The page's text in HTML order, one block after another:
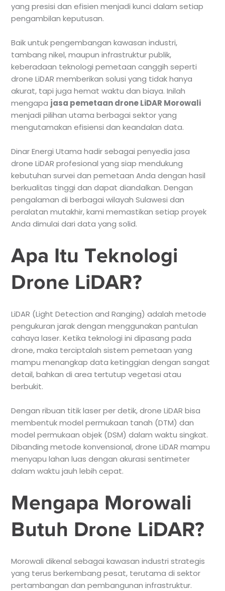
yang presisi dan efisien menjadi kunci dalam setiap
pengambilan keputusan.
Baik untuk pengembangan kawasan industri,
tambang nikel, maupun infrastruktur publik,
keberadaan teknologi pemetaan canggih seperti
drone LiDAR memberikan solusi yang tidak hanya
akurat, tapi juga hemat waktu dan biaya. Inilah
mengapa jasa pemetaan drone LiDAR Morowali
menjadi pilihan utama berbagai sektor yang
mengutamakan efisiensi dan keandalan data.
Dinar Energi Utama hadir sebagai penyedia jasa
drone LiDAR profesional yang siap mendukung
kebutuhan survei dan pemetaan Anda dengan hasil
berkualitas tinggi dan dapat diandalkan. Dengan
pengalaman di berbagai wilayah Sulawesi dan
peralatan mutakhir, kami memastikan setiap proyek
Anda dimulai dari data yang solid.
Apa Itu Teknologi
Drone LiDAR?
LiDAR (Light Detection and Ranging) adalah metode
pengukuran jarak dengan menggunakan pantulan
cahaya laser. Ketika teknologi ini dipasang pada
drone, maka terciptalah sistem pemetaan yang
mampu menangkap data ketinggian dengan sangat
detail, bahkan di area tertutup vegetasi atau
berbukit.
Dengan ribuan titik laser per detik, drone LiDAR bisa
membentuk model permukaan tanah (DTM) dan
model permukaan objek (DSM) dalam waktu singkat.
Dibanding metode konvensional, drone LiDAR mampu
menyapu lahan luas dengan akurasi sentimeter
dalam waktu jauh lebih cepat.
Mengapa Morowali
Butuh Drone LiDAR?
Morowali dikenal sebagai kawasan industri strategis
yang terus berkembang pesat, terutama di sektor
pertambangan dan pembangunan infrastruktur.